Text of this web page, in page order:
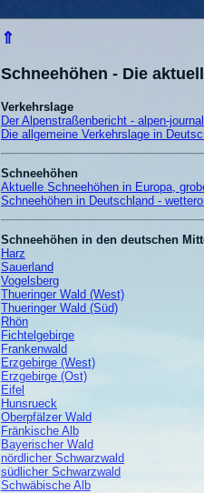
⇑
Schneehöhen - Die
Verkehrslage
Der Alpenstraßenbericht - alpen-
Die allgemeine Verkehrslage in
Schneehöhen
Aktuelle Schneehöhen in Europa,
Schneehöhen in Deutschland -
Schneehöhen in den deutschen
Harz
Sauerland
Vogelsberg
Thueringer Wald (West)
Thueringer Wald (Süd)
Rhön
Fichtelgebirge
Frankenwald
Erzgebirge (West)
Erzgebirge (Ost)
Eifel
Hunsrueck
Oberpfälzer Wald
Fränkische Alb
Bayerischer Wald
nördlicher Schwarzwald
südlicher Schwarzwald
Schwäbische Alb